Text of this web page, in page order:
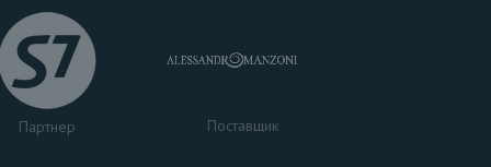
Партнер Поставщик